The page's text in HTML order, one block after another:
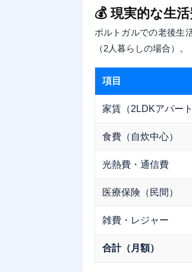
💰 現実的な生
ポルトガルでの老後生
（2人暮らしの場合）。
項目
家賃（2LDKアパート
食費（自炊中心）
光熱費・通信費
医療保険（民間）
雑費・レジャー
合計（月額）